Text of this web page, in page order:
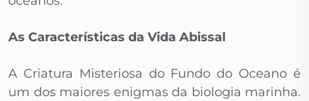
As Características da Vida Abissal
A Criatura Misteriosa do Fundo do Oceano é
um dos maiores enigmas da biologia marinha.